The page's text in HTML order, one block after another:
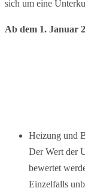
sich um eine
Ab dem 1. Januar
Heizung und
Der Wert der
bewertet
Einzelfalls